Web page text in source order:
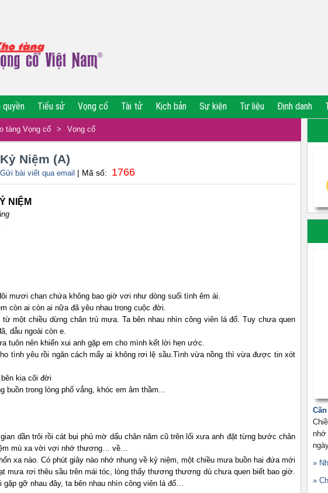
quyền Tiểu sử Vọng cổ Tài tử Kịch bản Sự kiện Tư liệu Định danh
tàng Vọng cổ > Vọng cổ
Niệm (A)
| Gửi bài viết qua email | Mã số: 1766
NIỆM
mươi chan chứa không bao giờ vơi như dòng suối tình êm ái.
còn ai còn ai nữa đã yêu nhau trong cuộc đời.
từ một chiều dừng chân trú mưa. Ta bên nhau nhìn công viên lá đổ. Tuy chưa quen
dẫu ngoài còn e.
tuôn nên khiến xui anh gặp em cho mình kết lời hẹn ước.
tình yêu rồi ngăn cách mấy ai không rơi lệ sầu.Tình vừa nồng thì vừa được tin xót
kia cõi đời
buồn trong lòng phố vắng, khóc em âm thầm...
dần trôi rồi cát bụi phủ mờ dấu chân năm cũ trên lối xưa anh đặt từng bước chân
mù xa vời vợi nhớ thương… về…
xa nào. Có phút giây nào nhớ nhung về kỷ niệm, một chiều mưa buồn hai đứa mới
mưa rơi thêu sầu trên mái tóc, lòng thấy thương thương dù chưa quen biết bao giờ.
gặp gỡ nhau đây, ta bên nhau nhìn công viên lá đổ…
nhớ
»
»